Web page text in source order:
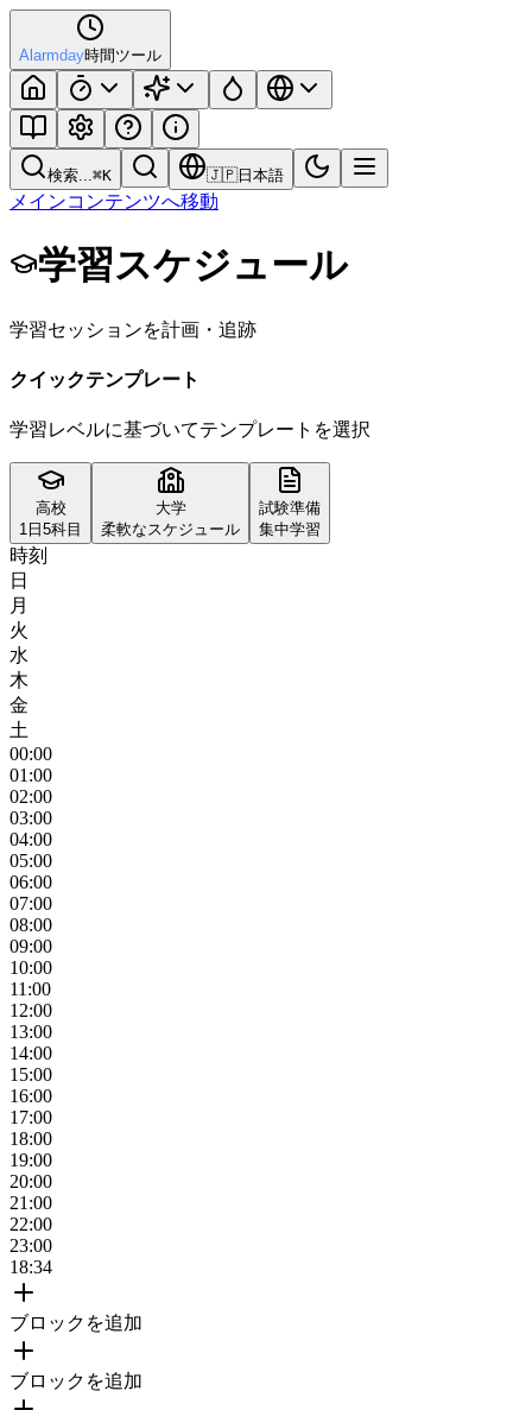
Alarmday時間ツール
検索...⌘K 🇯🇵日本語
メインコンテンツへ移動
学習スケジュール
学習セッションを計画・追跡
クイックテンプレート
学習レベルに基づいてテンプレートを選択
高校
1日5科目
大学
柔軟なスケジュール
試験準備
集中学習
時刻
日
月
火
水
木
金
土
00:00
01:00
02:00
03:00
04:00
05:00
06:00
07:00
08:00
09:00
10:00
11:00
12:00
13:00
14:00
15:00
16:00
17:00
18:00
19:00
20:00
21:00
22:00
23:00
18:34
ブロックを追加
ブロックを追加